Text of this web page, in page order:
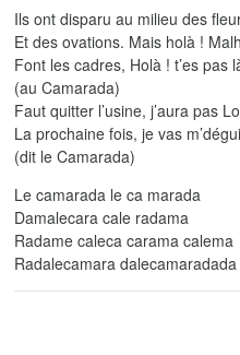
Ils ont disparu au milieu des
Et des ovations. Mais holà !
Font les cadres, Holà ! t’es pas
(au Camarada)
Faut quitter l’usine, j’aura pas
La prochaine fois, je vas
(dit le Camarada)
Le camarada le ca marada
Damalecara cale radama
Radame caleca carama calema
Radalecamara dalecamaradada